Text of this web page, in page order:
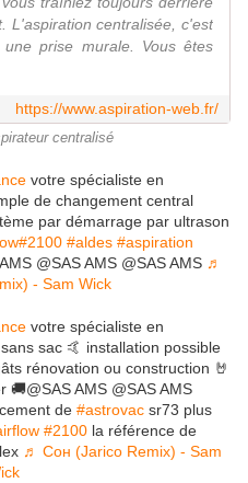
L'aspiration centralisée, c'est
prise murale. Vous êtes
https://www.aspiration-web.fr/
centralisé
votre spécialiste en
de changement central
par démarrage par ultrason
#2100 #aldes #aspiration
@SAS AMS @SAS AMS ♬
- Sam Wick
votre spécialiste en
sac 🤙 installation possible
rénovation ou construction 🤘
AMS @SAS AMS
de #astrovacsr73 plus
#2100 la référence de
♬ Сон (Jarico Remix) - Sam